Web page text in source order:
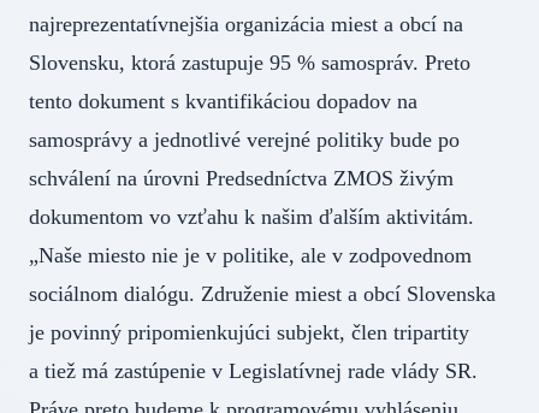
najreprezentatívnejšia organizácia miest a obcí na
Slovensku, ktorá zastupuje 95 % samospráv. Preto
tento dokument s kvantifikáciou dopadov na
samosprávy a jednotlivé verejné politiky bude po
schválení na úrovni Predsedníctva ZMOS živým
dokumentom vo vzťahu k našim ďalším aktivitám.
„Naše miesto nie je v politike, ale v zodpovednom
sociálnom dialógu. Združenie miest a obcí Slovenska
je povinný pripomienkujúci subjekt, člen tripartity
a tiež má zastúpenie v Legislatívnej rade vlády SR.